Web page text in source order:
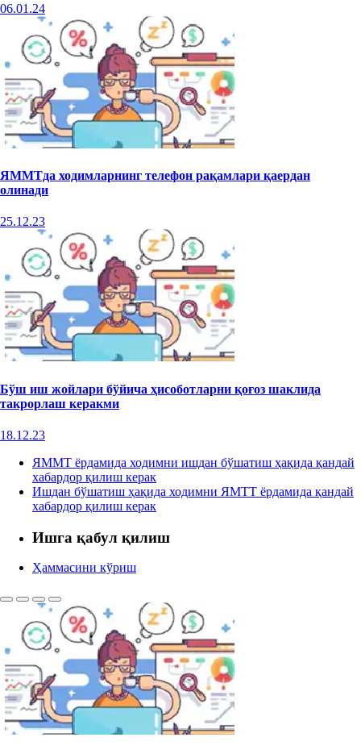
06.01.24
ЯММТда ходимларнинг телефон рақамлари қаердан
олинади
25.12.23
Бўш иш жойлари бўйича ҳисоботларни қоғоз шаклида
такрорлаш керакми
18.12.23
ЯММТ ёрдамида ходимни ишдан бўшатиш ҳақида қандай
хабардор қилиш керак
Ишдан бўшатиш ҳақида ходимни ЯМТТ ёрдамида қандай
хабардор қилиш керак
Ишга қабул қилиш
Ҳаммасини кўриш